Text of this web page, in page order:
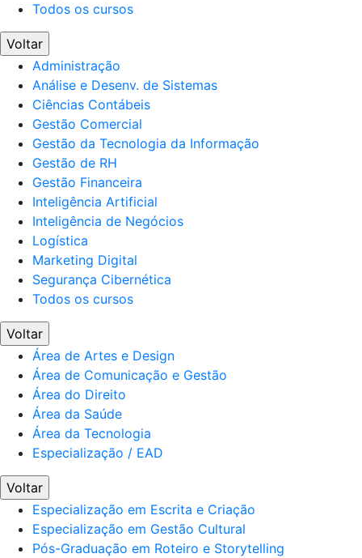
Todos os cursos
Voltar
Administração
Análise e Desenv. de Sistemas
Ciências Contábeis
Gestão Comercial
Gestão da Tecnologia da Informação
Gestão de RH
Gestão Financeira
Inteligência Artificial
Inteligência de Negócios
Logística
Marketing Digital
Segurança Cibernética
Todos os cursos
Voltar
Área de Artes e Design
Área de Comunicação e Gestão
Área do Direito
Área da Saúde
Área da Tecnologia
Especialização / EAD
Voltar
Especialização em Escrita e Criação
Especialização em Gestão Cultural
Pós-Graduação em Roteiro e Storytelling